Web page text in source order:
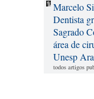
Marcelo
Dentista
Sagrado
área de
Unesp
todos artigos